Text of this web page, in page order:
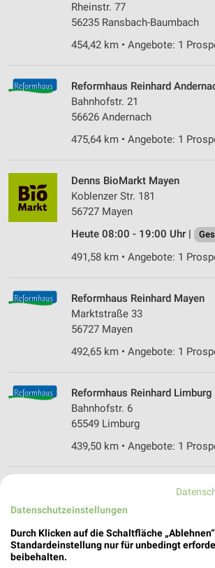
Rheinstr. 77
56235 Ransbach-Baumbach
454,42 km • Angebote: 1
Reformhaus Reinhard
Bahnhofstr. 21
56626 Andernach
475,64 km • Angebote: 1
Denns BioMarkt Mayen
Koblenzer Str. 181
56727 Mayen
Heute 08:00 - 19:00 Uhr |
491,58 km • Angebote: 1
Reformhaus Reinhard Mayen
Marktstraße 33
56727 Mayen
492,65 km • Angebote: 1
Reformhaus Reinhard Limburg
Bahnhofstr. 6
65549 Limburg
439,50 km • Angebote: 1
ReformGut - Das Reformhaus
Markt 15
56812 Cochem
507,28 km • Angebote: 1
Datenschutzeinstellungen
Durch Klicken auf die Schaltfläche
Standardeinstellung nur für unbedingt
beibehalten.